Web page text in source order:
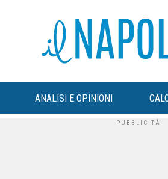
ANALISI E OPINIONI